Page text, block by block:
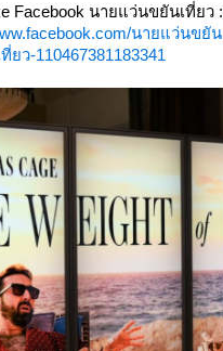
Facebook นายแว่นขยันเที่ยว :
นายแว่นขยัน
ที่ยว-110467381183341